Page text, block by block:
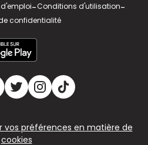
-Conditions d'utilisation-
confidentialité
vos préférences en matière de
cookies